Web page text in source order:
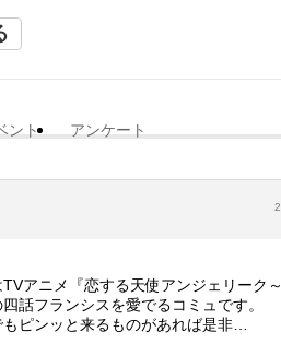
ント アンケート
TVアニメ『恋する天使アンジェリーク
四話フランシスを愛でるコミュです。
もピンッと来るものがあれば是非…